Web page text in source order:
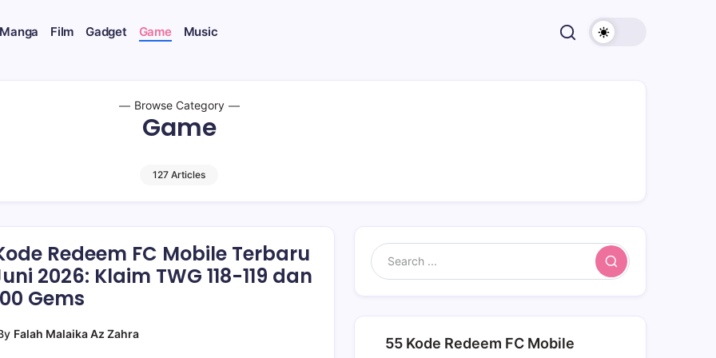
Film Gadget Game Music
Browse Category
Game
127 Articles
Redeem FC Mobile Terbaru
2026: Klaim TWG 118-119 dan
Gems
Falah Malaika Az Zahra
Search
55 Kode Redeem FC Mobile